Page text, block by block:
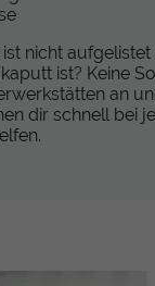
ist nicht
ist? Keine
an
dir schnell bei